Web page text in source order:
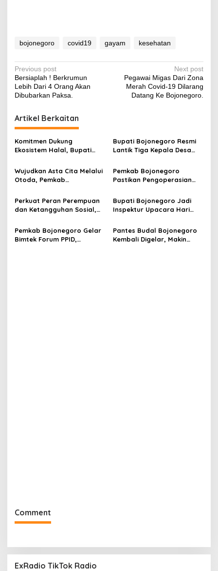
bojonegoro covid19 gayam kesehatan
P
o
s
t
n
a
v
i
g
t
o
Previous post
Bersiaplah ! Berkrumun
Lebih Dari 4 Orang Akan
Dibubarkan Paksa.
Next post
Pegawai Migas Dari Zona
Merah Covid-19 Dilarang
Datang Ke Bojonegoro.
Artikel Berkaitan
Komitmen Dukung
Ekosistem Halal, Bupati
Penghargaan dari Halal
Metric UB.
Bupati Bojonegoro Resmi
Lantik Tiga Kepala Desa
Harmoni untuk Majukan
Desa
Wujudkan Asta Cita Melalui
Otoda, Pemkab
Penyelenggaraan
Pemerintahan Terbaik 2025
Pemkab Bojonegoro
Pastikan Pengoperasian
Standar, Gelar Sosialisasi
Bersama Pelaku Usaha
Perkuat Peran Perempuan
dan Ketangguhan Sosial,
HUT Damkar Jadi Refleksi
Pengabdian
Bupati Bojonegoro Jadi
Inspektur Upacara Hari
Damkar, Linmas: Ini 4 Pesan
Pentingnya
Pemkab Bojonegoro Gelar
Bimtek Forum PPID,
Pantes Budal Bojonegoro
Kembali Digelar, Makin
Comment
ExRadio TikTok Radio